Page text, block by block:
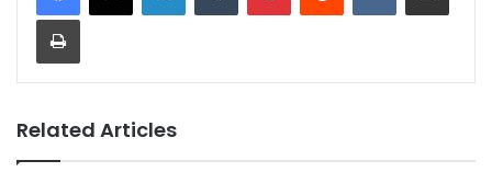
Print
Related Articles